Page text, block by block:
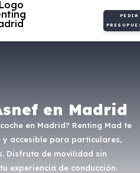
PEDIR
en Madrid
en Madrid? Renting Mad te
y accesible para particulares,
Disfruta de movilidad sin
experiencia de conducción.